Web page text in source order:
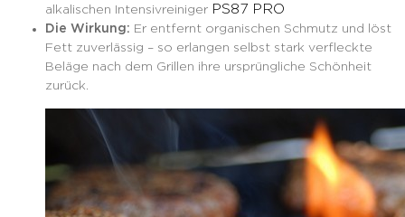
alkalischen Intensivreiniger PS87 PRO
Die Wirkung: Er entfernt organischen Schmutz und löst
Fett zuverlässig – so erlangen selbst stark verfleckte
Beläge nach dem Grillen ihre ursprüngliche Schönheit
zurück.